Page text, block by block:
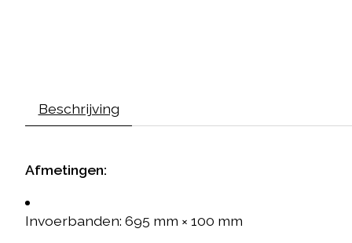
Beschrijving
Afmetingen:
Invoerbanden: 695 mm × 100 mm